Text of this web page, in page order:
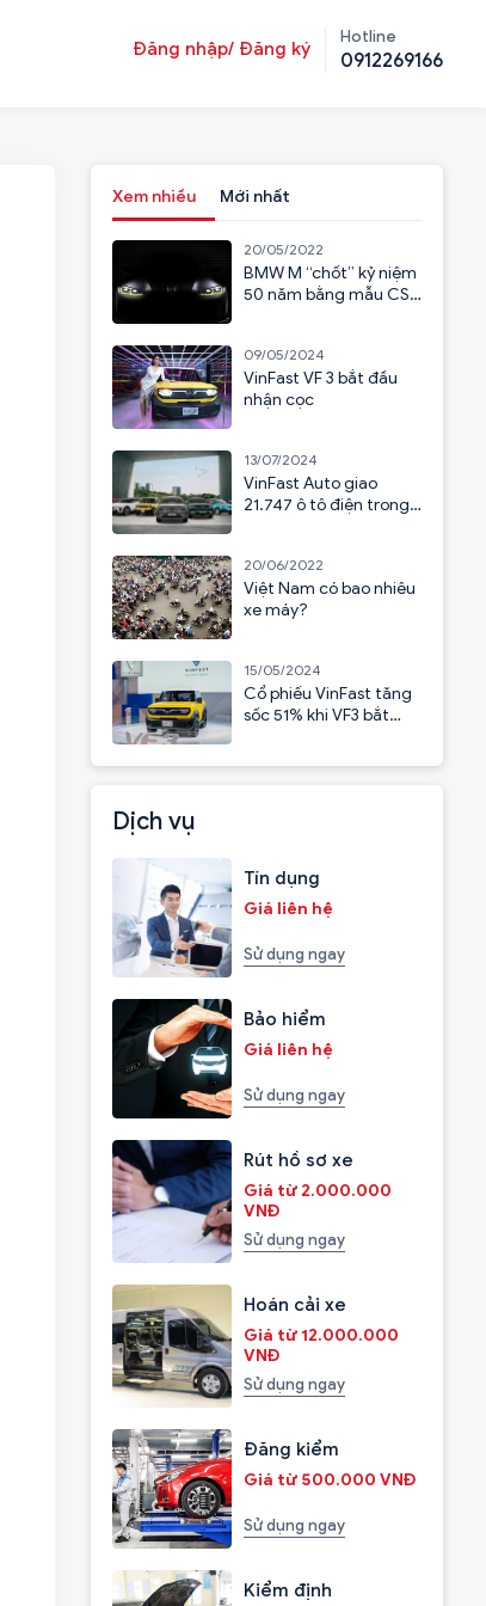
Đăng nhập/ Đăng ký
Hotline
0912269166
Xem nhiều Mới nhất
20/05/2022
BMW M “chốt” kỷ niệm
50 năm bằng mẫu CSL
09/05/2024
VinFast VF 3 bắt đầu
nhận cọc
13/07/2024
VinFast Auto giao
21.747 ô tô điện trong
20/06/2022
Việt Nam có bao nhiêu
xe máy?
15/05/2024
Cổ phiếu VinFast tăng
sốc 51% khi VF3 bắt
Dịch vụ
Tín dụng
Giá liên hệ
Sử dụng ngay
Bảo hiểm
Giá liên hệ
Sử dụng ngay
Rút hồ sơ xe
Giá từ 2.000.000
VNĐ
Sử dụng ngay
Hoán cải xe
Giá từ 12.000.000
VNĐ
Sử dụng ngay
Đăng kiểm
Giá từ 500.000 VNĐ
Sử dụng ngay
Kiểm định